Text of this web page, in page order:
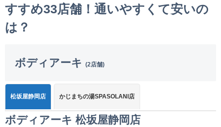
すすめ33店舗！通いやすくて安いの
は？
ボディアーキ (2店舗)
松坂屋静岡店 かじまちの湯SPASOLANI店
ボディアーキ 松坂屋静岡店